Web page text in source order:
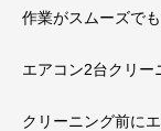
作業がスムーズで
エアコン2台クリー
クリーニング前に